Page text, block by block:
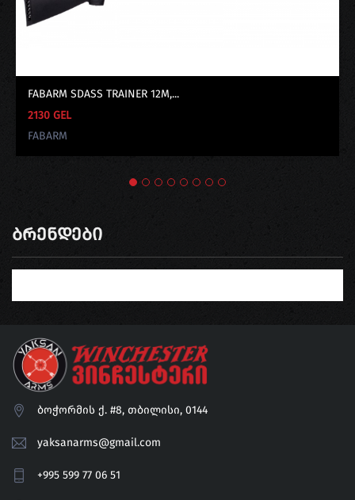
FABARM SDASS TRAINER 12M,...
2130 GEL
FABARM
Ბრენდები
ბოჭორმის ქ. #8, თბილისი, 0144
yaksanarms@gmail.com
+995 599 77 06 51